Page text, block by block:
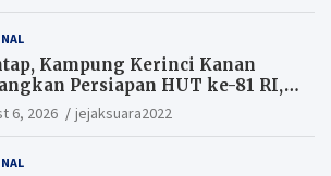
Kampung Kerinci Kanan
Persiapan HUT ke-81 RI,
yang ikut Upacara
Raih Hadiah
6, 2026 jejaksuara2022